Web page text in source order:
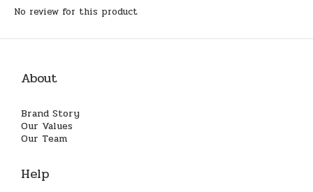
No review for this product
About
Brand Story
Our Values
Our Team
Help